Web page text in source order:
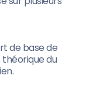
de base de
du